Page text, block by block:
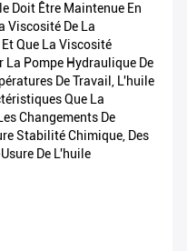
Doit Être Maintenue En
Viscosité De La
Que La Viscosité
La Pompe Hydraulique De
De Travail, L'huile
Que La
Changements De
Stabilité Chimique, Des
De L'huile